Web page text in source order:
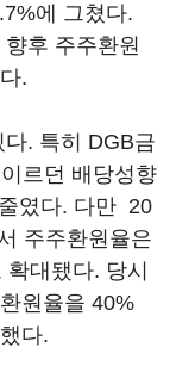
에 그쳤다.
후 주주환원
.
. 특히 DGB금
르던 배당성향
였다. 다만 20
주주환원율은
대됐다. 당시
원율을 40%
다.